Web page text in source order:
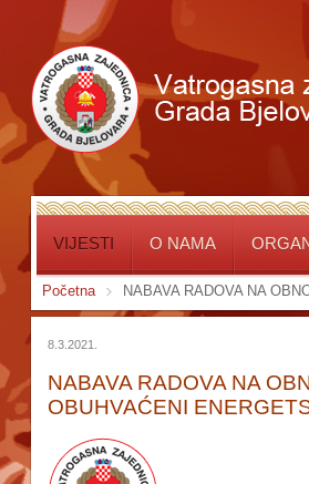
VIJESTI O NAMA
Početna NABAVA RADOVA NA
8.3.2021.
NABAVA RADOVA NA
OBUHVAĆENI